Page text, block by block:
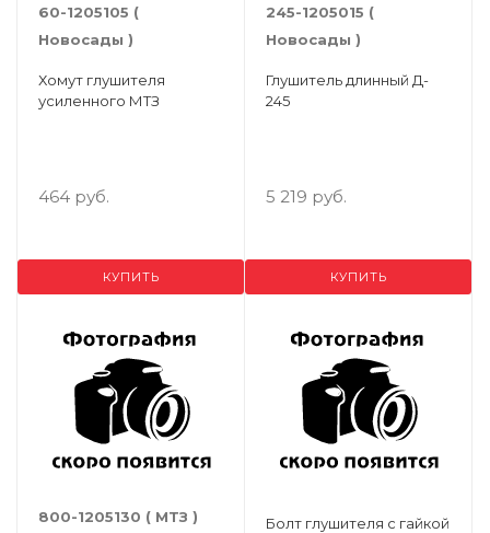
60-1205105 (
Новосады )
Хомут глушителя
усиленного МТЗ
464 руб.
КУПИТЬ
245-1205015 (
Новосады )
Глушитель длинный Д-
245
5 219 руб.
КУПИТЬ
800-1205130 ( МТЗ ) Болт глушителя с гайкой